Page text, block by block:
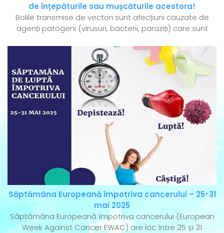
de înțepăturile sau mușcăturile acestora!
Bolile transmise de vectori sunt afecțiuni cauzate de
agenți patogeni (virusuri, bacterii, paraziți) care sunt
Săptămâna Europeană împotriva cancerului – 25-31
mai 2025
Săptămâna Europeană împotriva cancerului (European
Week Against Cancer EWAC) are loc între 25 și 31